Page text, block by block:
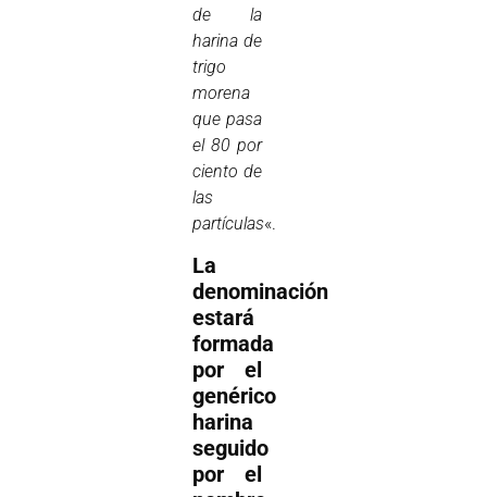
de la
harina de
trigo
morena
que pasa
el 80 por
ciento de
las
partículas«.
La
denominación
estará
formada
por el
genérico
harina
seguido
por el